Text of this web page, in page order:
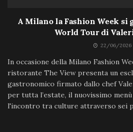
A Milano la Fashion Week si
World Tour di
22/06/2026
In occasione della Milano Fashion
ristorante The View presenta un
gastronomico firmato dallo chef
per tutta l’estate, il nuovissimo
l'incontro tra culture attraverso sei